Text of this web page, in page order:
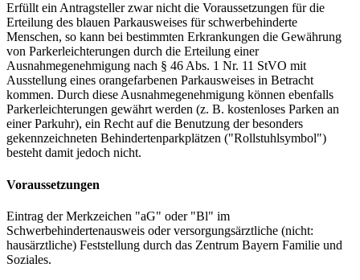
Erfüllt ein Antragsteller zwar nicht die Voraussetzungen für die
Erteilung des blauen Parkausweises für schwerbehinderte
Menschen, so kann bei bestimmten Erkrankungen die Gewährung
von Parkerleichterungen durch die Erteilung einer
Ausnahmegenehmigung nach § 46 Abs. 1 Nr. 11 StVO mit
Ausstellung eines orangefarbenen Parkausweises in Betracht
kommen. Durch diese Ausnahmegenehmigung können ebenfalls
Parkerleichterungen gewährt werden (z. B. kostenloses Parken an
einer Parkuhr), ein Recht auf die Benutzung der besonders
gekennzeichneten Behindertenparkplätzen ("Rollstuhlsymbol")
besteht damit jedoch nicht.
Voraussetzungen
Eintrag der Merkzeichen "aG" oder "Bl" im
Schwerbehindertenausweis oder versorgungsärztliche (nicht:
hausärztliche) Feststellung durch das Zentrum Bayern Familie und
Soziales.